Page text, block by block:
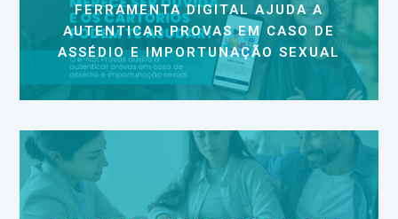
FERRAMENTA DIGITAL AJUDA A
AUTENTICAR PROVAS EM CASO DE
ASSÉDIO E IMPORTUNAÇÃO SEXUAL